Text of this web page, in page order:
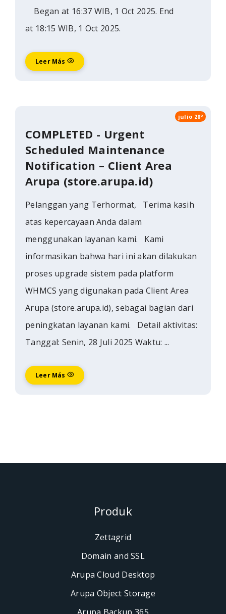
Began at 16:37 WIB, 1 Oct 2025. End
at 18:15 WIB, 1 Oct 2025.
Leer Más
COMPLETED - Urgent
Scheduled Maintenance
Notification – Client Area
Arupa (store.arupa.id)
Pelanggan yang Terhormat, Terima kasih
atas kepercayaan Anda dalam
menggunakan layanan kami. Kami
informasikan bahwa hari ini akan dilakukan
proses upgrade sistem pada platform
WHMCS yang digunakan pada Client Area
Arupa (store.arupa.id), sebagai bagian dari
peningkatan layanan kami. Detail aktivitas:
Tanggal: Senin, 28 Juli 2025 Waktu: ...
julio 28º
Leer Más
Produk
Zettagrid
Domain and SSL
Arupa Cloud Desktop
Arupa Object Storage